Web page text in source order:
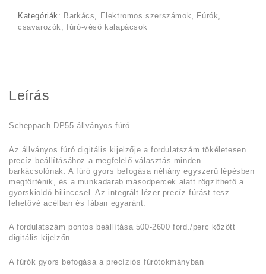
Kategóriák: Barkács Elektromos szerszámok
Fúrók,
csavarozók, fúró-véső kalapácsok
Leírás
Scheppach DP55 állványos fúró
Az állványos fúró digitális kijelzője a fordulatszám tökéletesen
precíz beállításához a megfelelő választás minden
barkácsolónak. A fúró gyors befogása néhány egyszerű lépésben
megtörténik, és a munkadarab másodpercek alatt rögzíthető a
gyorskioldó bilinccsel. Az integrált lézer precíz fúrást tesz
lehetővé acélban és fában egyaránt.
A fordulatszám pontos beállítása 500-2600 ford./perc között
digitális kijelzőn
A fúrók gyors befogása a precíziós fúrótokmányban